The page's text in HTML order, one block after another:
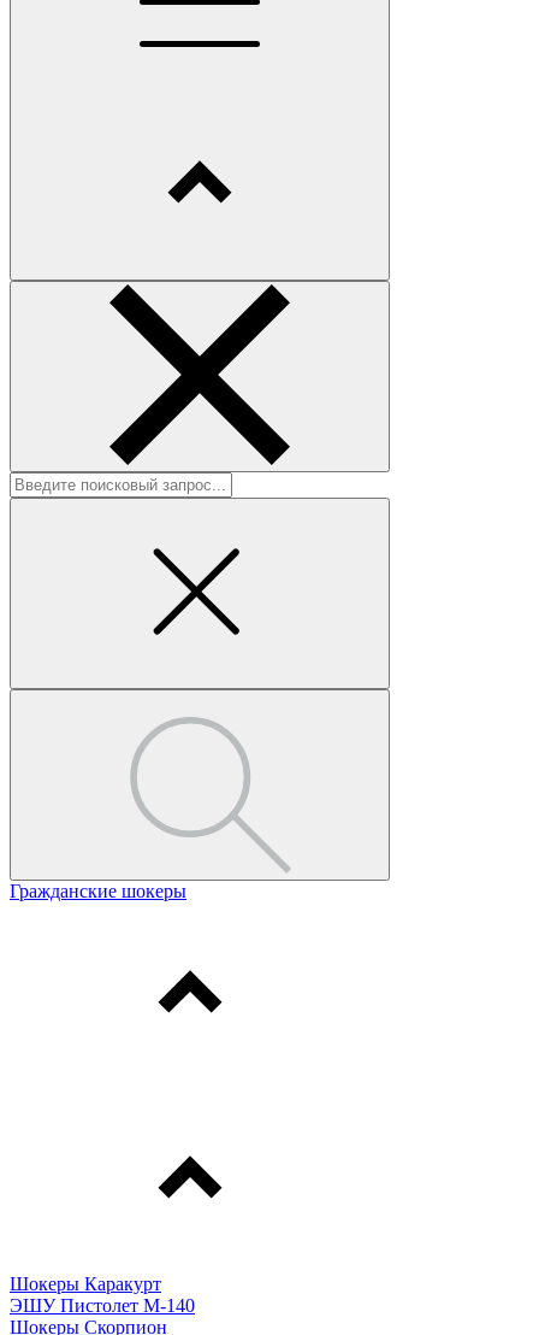
Гражданские шокеры
Шокеры Каракурт
ЭШУ Пистолет М-140
Шокеры Скорпион